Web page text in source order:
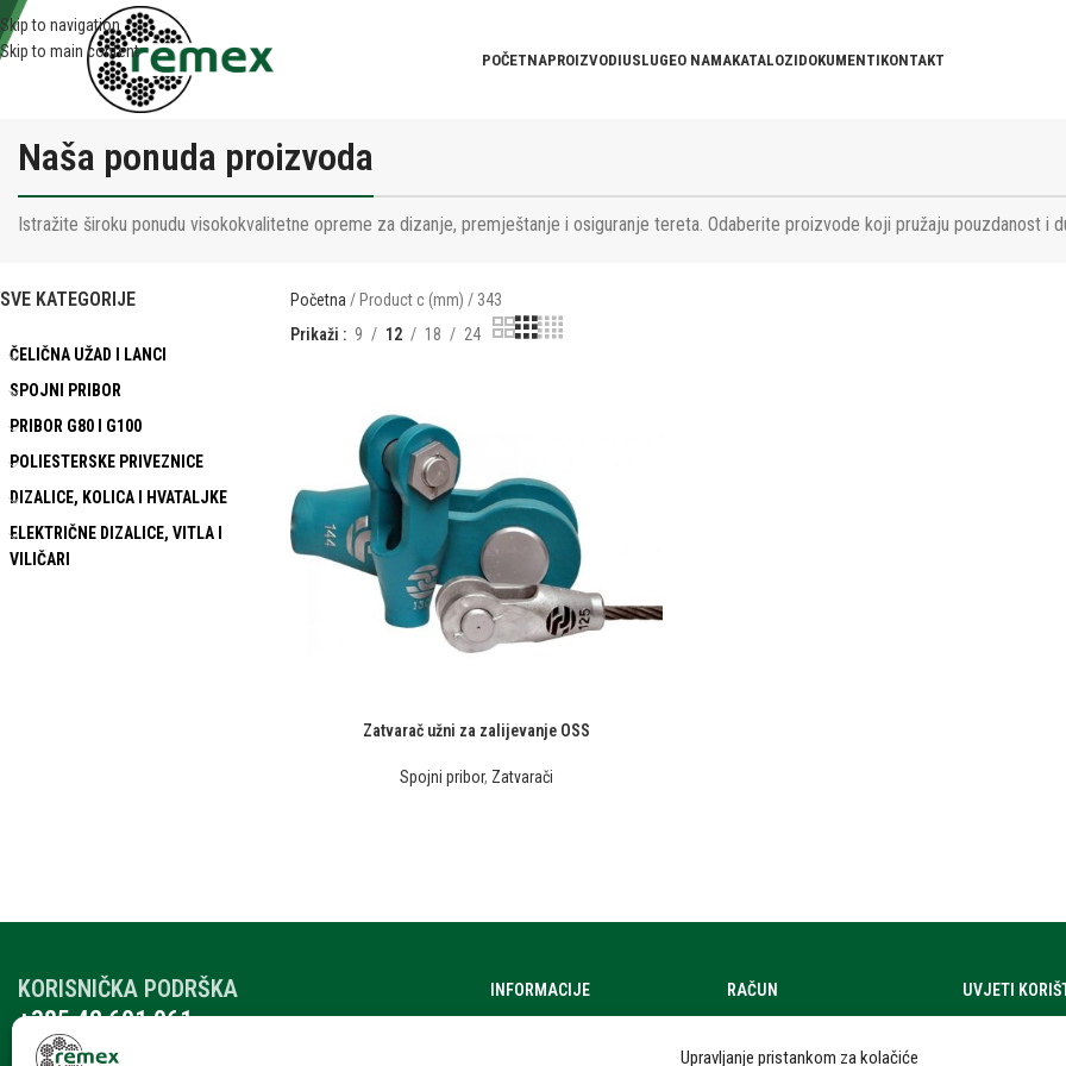
Upravljanje pristankom za kolačiće
Skip to navigation
Skip to main content
POČETNAPROIZVODIUSLUGEO NAMAKATALOZIDOKUMENTIKONTAKT
Naša ponuda proizvoda
Istražite široku ponudu visokokvalitetne opreme za dizanje, premještanje i osiguranje tereta. Odaberite proizvode koji pružaju pouzdanost i
SVE KATEGORIJE
ČELIČNA UŽAD I LANCI
SPOJNI PRIBOR
PRIBOR G80 I G100
POLIESTERSKE PRIVEZNICE
DIZALICE, KOLICA I HVATALJKE
ELEKTRIČNE DIZALICE, VITLA I
VILIČARI
Početna Product c (mm) 343
Prikaži
9 12 18 24
Zatvarač užni za zalijevanje OSS
Spojni pribor, Zatvarači
KORISNIČKA PODRŠKA
+385 42 601 061
remex@rmx.nikola-it.hr
INFORMACIJE RAČUN UVJETI